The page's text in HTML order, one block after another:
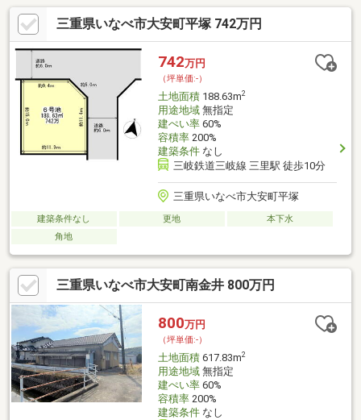
南向き道路◆建築条件なし◆小学校まで徒歩約10分※写真をクリ
ックすると、詳細をご覧いただけます。＝＝＝＝＝＝＝＝＝＝＝
＝＝＝＝＝＝＝＝＝＝＝＝＝＝土地購入の疑問にお答えします！
どんな費用がかかるの？すべて丁寧にお答えします。＝＝＝＝＝
＝＝＝＝＝＝＝＝＝＝＝＝＝＝＝＝＝＝＝＝
三重県いなべ市大安町平塚 742万円
742万円
（坪単価:-）
土地面積188.63m2
用途地域無指定
建ぺい率60%
容積率200%
建築条件なし
三岐鉄道三岐線 三里駅 徒歩10分
三重県いなべ市大安町平塚
建築条件なし 更地
本下水
角地
三重県いなべ市大安町南金井 800万円
800万円
（坪単価:-）
土地面積617.83m2
用途地域無指定
建ぺい率60%
容積率200%
建築条件なし